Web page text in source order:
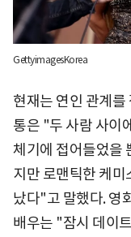
GettyimagesKorea
현재는 연인 관계를
통은 "두 사람 사이
체기에 접어들었을
지만 로맨틱한 케미
났다"고 말했다. 영
배우는 "잠시 데이